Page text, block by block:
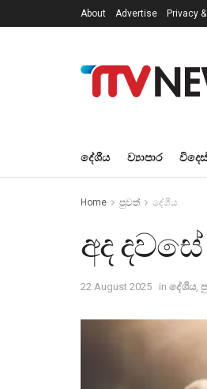
About Advertise Privacy
දේශීය ව්‍යාපාර විදෙස්
Home පුවත් දේශීය
අද
22 August 2025 in දේශීය,